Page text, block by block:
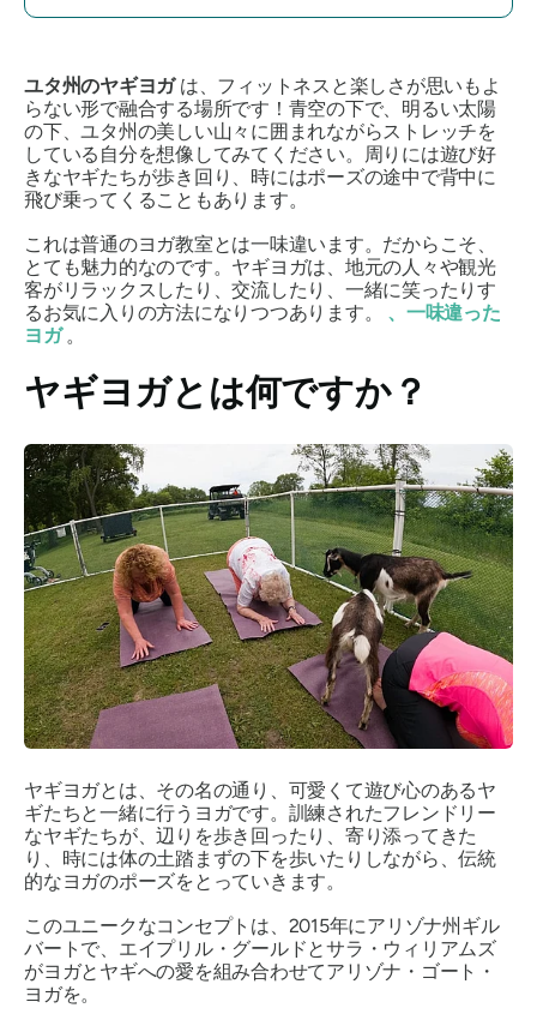
ユタ州のヤギヨガは、フィットネスと楽しさが思いもよ
らない形で融合する場所です！青空の下で、明るい太陽
の下、ユタ州の美しい山々に囲まれながらストレッチを
している自分を想像してみてください。周りには遊び好
きなヤギたちが歩き回り、時にはポーズの途中で背中に
飛び乗ってくることもあります。
これは普通のヨガ教室とは一味違います。だからこそ、
とても魅力的なのです。ヤギヨガは、地元の人々や観光
客がリラックスしたり、交流したり、一緒に笑ったりす
るお気に入りの方法になりつつあります。 、一味違った
ヨガ。
ヤギヨガとは何ですか？
ヤギヨガとは、その名の通り、可愛くて遊び心のあるヤ
ギたちと一緒に行うヨガです。訓練されたフレンドリー
なヤギたちが、辺りを歩き回ったり、寄り添ってきた
り、時には体の土踏まずの下を歩いたりしながら、伝統
的なヨガのポーズをとっていきます。
このユニークなコンセプトは、2015年にアリゾナ州ギル
バートで、エイプリル・グールドとサラ・ウィリアムズ
がヨガとヤギへの愛を組み合わせてアリゾナ・ゴート・
ヨガを。